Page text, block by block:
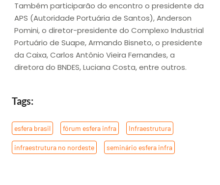
Também participarão do encontro o presidente da
APS (Autoridade Portuária de Santos), Anderson
Pomini, o diretor-presidente do Complexo Industrial
Portuário de Suape, Armando Bisneto, o presidente
da Caixa, Carlos Antônio Vieira Fernandes, a
diretora do BNDES, Luciana Costa, entre outros.
Tags:
esfera brasil fórum esfera infra Infraestrutura
infraestrutura no nordeste seminário esfera infra